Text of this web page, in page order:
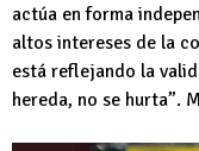
actúa en forma
altos intereses de la
está reflejando la
hereda, no se hurta”.